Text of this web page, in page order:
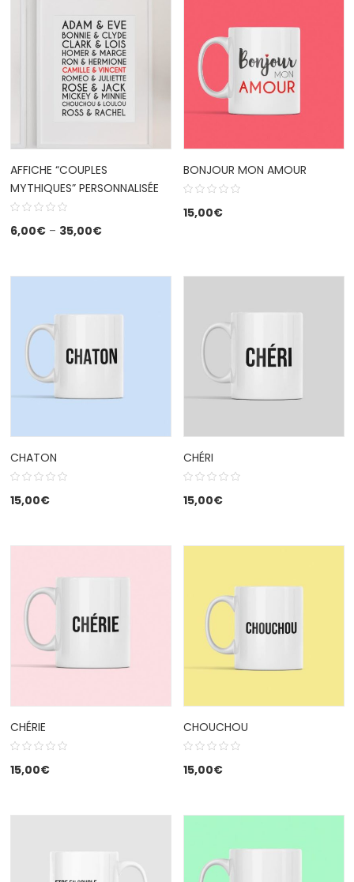
AFFICHE “COUPLES
MYTHIQUES” PERSONNALISÉE
6,00€– 35,00€
BONJOUR MON AMOUR
15,00€
CHATON
15,00€
CHÉRI
15,00€
CHÉRIE
15,00€
CHOUCHOU
15,00€